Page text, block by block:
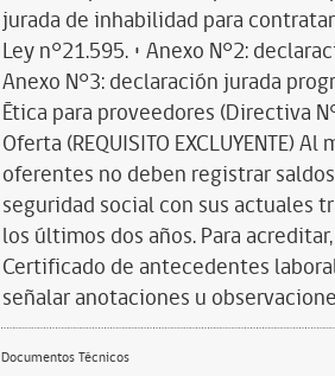
jurada de inhabilidad para
Ley n°21.595. • Anexo N°2:
Anexo N°3: declaración jurada
Ética para proveedores (Directiva
Oferta (REQUISITO EXCLUYENTE)
oferentes no deben registrar
seguridad social con sus actuales
los últimos dos años. Para
Certificado de antecedentes
señalar anotaciones u
Documentos Técnicos